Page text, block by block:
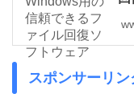
スポンサーリン